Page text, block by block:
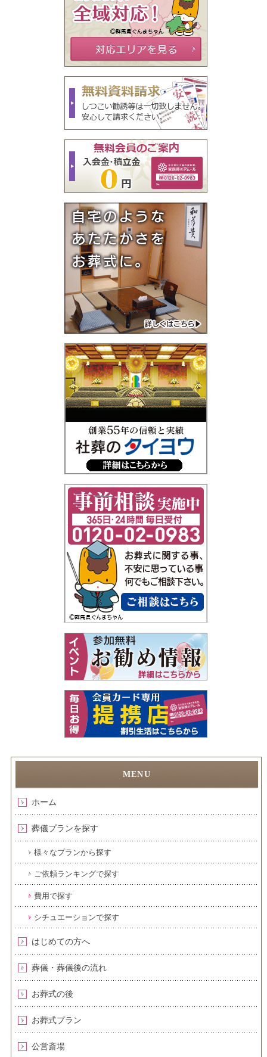
ホーム
葬儀プランを探す
様々なプランから探す
ご依頼ランキングで探す
費用で探す
シチュエーションで探す
はじめての方へ
葬儀・葬儀後の流れ
お葬式の後
お葬式プラン
公営斎場